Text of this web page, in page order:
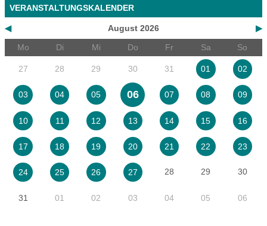
VERANSTALTUNGSKALENDER
◀ ▶
August 2026
Mo
Di Mi Do Fr Sa So
27 28 29 30 31 01 02
03 04 05 06 07 08 09
10 11 12 13 14 15 16
17 18 19 20 21 22 23
24 25 26 27 28 29 30
31 01 02 03 04 05 06